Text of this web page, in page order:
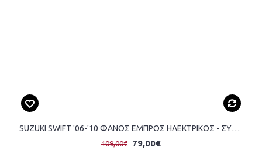
SUZUKI SWIFT '06-'10 ΦΑΝΟΣ ΕΜΠΡΟΣ ΗΛΕΚΤΡΙΚΟΣ - ΣΥΝΟΔΗΓΟΥ
109,00€ 79,00€